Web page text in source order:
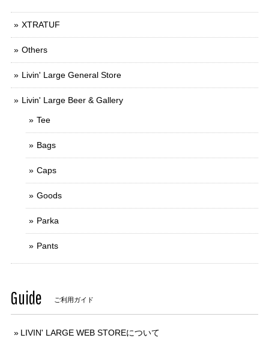
XTRATUF
Others
Livin' Large General Store
Livin' Large Beer & Gallery
Tee
Bags
Caps
Goods
Parka
Pants
Guide ご利用ガイド
LIVIN' LARGE WEB STOREについて